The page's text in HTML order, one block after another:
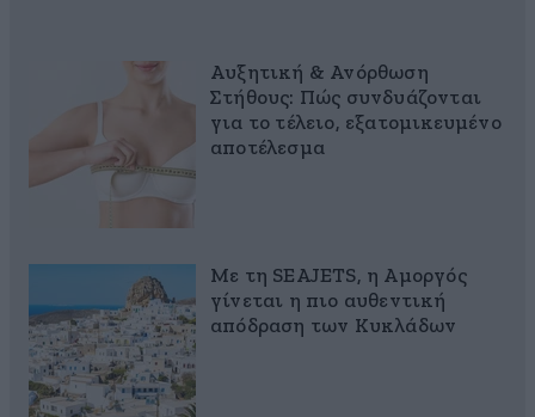
Αυξητική & Ανόρθωση
Στήθους: Πώς συνδυάζονται
για το τέλειο, εξατομικευμένο
αποτέλεσμα
Με τη SEAJETS, η Αμοργός
γίνεται η πιο αυθεντική
απόδραση των Κυκλάδων